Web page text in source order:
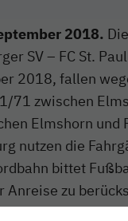
2018.
SV – FC St.
2018, fallen
71 zwischen
Elmshorn
nutzen die
bittet
Anreise zu